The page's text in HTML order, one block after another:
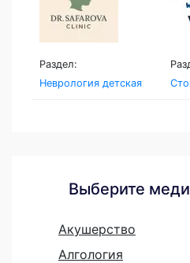
Раздел:
Неврология детская
Выберите
Акушерство
Алгология